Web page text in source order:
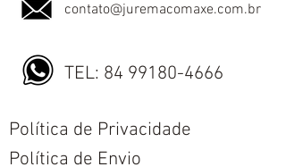
contato@juremacomaxe.com.br
TEL: 84 99180-4666
Política de Privacidade
Política de Envio